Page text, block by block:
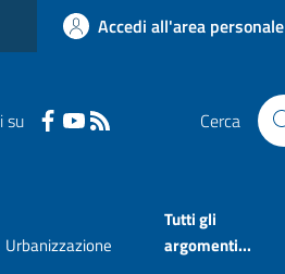
Accedi all'area personale
su Cerca
Urbanizzazione
Tutti gli
argomenti...